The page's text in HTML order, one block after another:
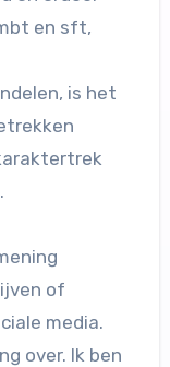
en sft,
is het
of
media.
over. Ik ben